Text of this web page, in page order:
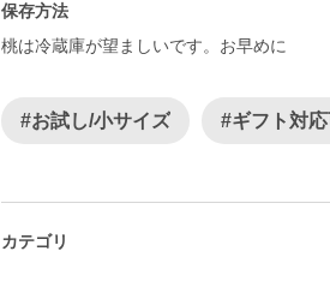
保存方法
桃は冷蔵庫が望ましいです。お早めに
#お試し/小サイズ #ギフト対
カテゴリ